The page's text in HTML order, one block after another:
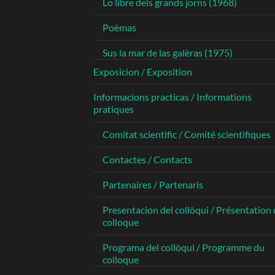
Poèmas
Sus la mar de las galèras (1975)
Exposicion / Exposition
Informacions practicas / Informations
pratiques
Comitat scientific / Comité scientifiques
Contactes / Contacts
Partenaires / Partenaris
Presentacion del collòqui / Présentation
colloque
Programa del collòqui / Programme du
colloque